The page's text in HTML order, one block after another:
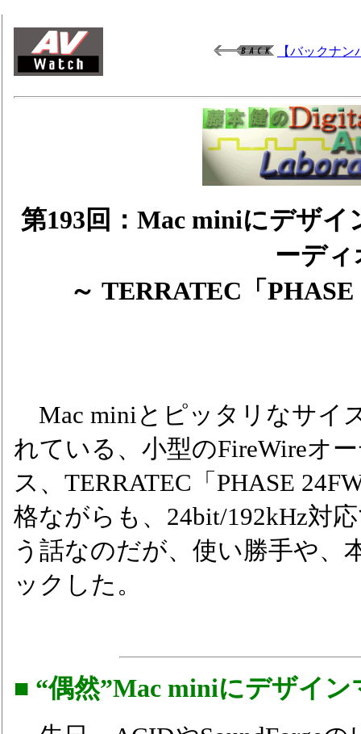
【バックナ
第193回：Mac miniにデザ
ーディ
～ TERRATEC「
Mac miniとピッタリなサイ
れている、小型のFireWireオ
ス、TERRATEC「PHASE
格ながらも、24bit/192kHz対
う話なのだが、使い勝手や、
ックした。
■ “偶然”Mac miniにデザイン